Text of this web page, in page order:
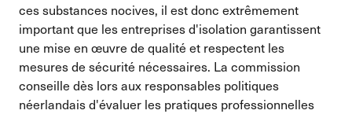
ces substances nocives, il est donc extrêmement
important que les entreprises d'isolation garantissent
une mise en œuvre de qualité et respectent les
mesures de sécurité nécessaires. La commission
conseille dès lors aux responsables politiques
néerlandais d'évaluer les pratiques professionnelles